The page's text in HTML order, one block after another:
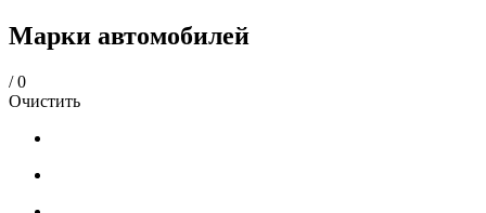
Марки автомобилей
/0
Очистить